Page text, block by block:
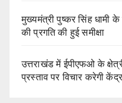
मुख्यमंत्री पुष्कर सिंह धामी के
की प्रगति की हुई समीक्षा
उत्तराखंड में ईपीएफओ के
प्रस्ताव पर विचार करेगी